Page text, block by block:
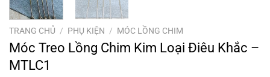
TRANG CHỦ / PHỤ KIỆN / MÓC LỒNG CHIM
Móc Treo Lồng Chim Kim Loại Điêu Khắc –
MTLC1